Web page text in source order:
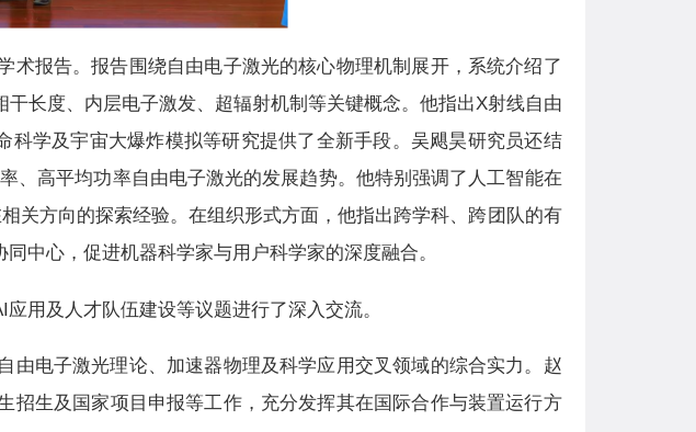
报告。报告围绕自由电子激光的核心物理机制展开，系统介绍了
长度、内层电子激发、超辐射机制等关键概念。他指出X射线自由
科学及宇宙大爆炸模拟等研究提供了全新手段。吴飓昊研究员还结
、高平均功率自由电子激光的发展趋势。他特别强调了人工智能在
关方向的探索经验。在组织形式方面，他指出跨学科、跨团队的有
中心，促进机器科学家与用户科学家的深度融合。
用及人才队伍建设等议题进行了深入交流。
电子激光理论、加速器物理及科学应用交叉领域的综合实力。赵
生及国家项目申报等工作，充分发挥其在国际合作与装置运行方